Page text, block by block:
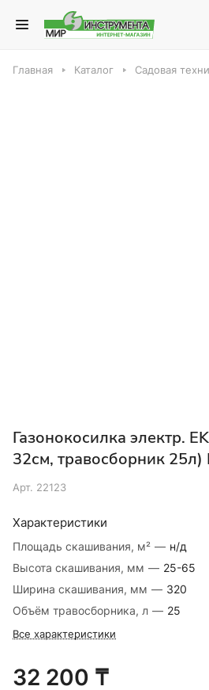
Главная Каталог Садовая
Газонокосилка электр.
32см, травосборник 25л)
Арт. 22123
Характеристики
Площадь скашивания, м² — н/д
Высота скашивания, мм — 25-65
Ширина скашивания, мм — 320
Объём травосборника, л — 25
Все характеристики
32 200 ₸